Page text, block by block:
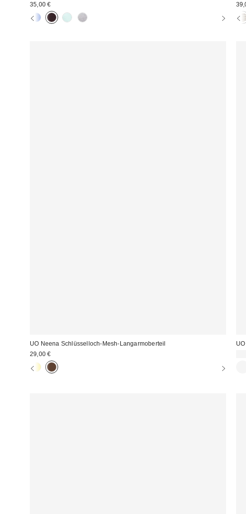
35,00 €
UO Neena Schlüsselloch-Mesh-Langarmoberteil
29,00 €